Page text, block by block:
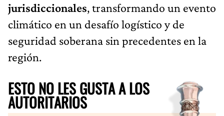
jurisdiccionales, transformando un evento
climático en un desafío logístico y de
seguridad soberana sin precedentes en la
región.
ESTO NO LES GUSTA A LOS
AUTORITARIOS